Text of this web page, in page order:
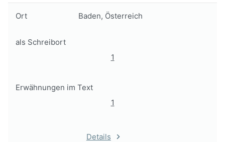
Ort Baden, Österreich
als Schreibort
1
Erwähnungen im Text
1
Details